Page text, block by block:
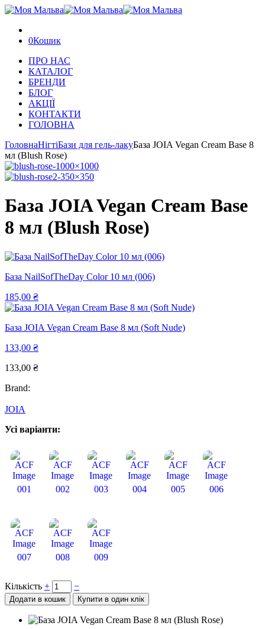
0Кошик
ПРО НАС
КАТАЛОГ
БРЕНДИ
БЛОГ
АКЦІЇ
КОНТАКТИ
ГОЛОВНА
ГоловнаНігтіБази для гель-лакуБаза JOIA Vegan Cream Base 8
мл (Blush Rose)
База JOIA Vegan Cream Base
8 мл (Blush Rose)
База NailSofTheDay Color 10 мл (006)
185,00 ₴
База JOIA Vegan Cream Base 8 мл (Soft Nude)
133,00 ₴
133,00 ₴
Brand:
JOIA
Усі варіанти:
001 002 003 004 005 006
007 008 009
Кількість + −
Додати в кошик Купити в один клік